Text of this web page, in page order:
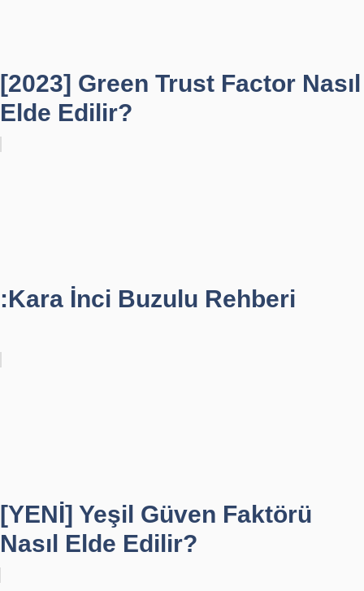
[2023] Green Trust Factor Nasıl
Elde Edilir?
:Kara İnci Buzulu Rehberi
[YENİ] Yeşil Güven Faktörü
Nasıl Elde Edilir?